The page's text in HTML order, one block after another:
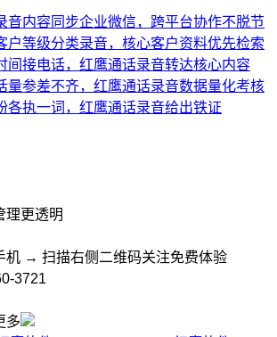
音内容同步企业微信，跨平台协作不脱节
户等级分类录音，核心客户资料优先检索
间接电话，红鹰通话录音转达核心内容
量参差不齐，红鹰通话录音数据量化考核
各执一词，红鹰通话录音给出铁证
理更透明
机 → 扫描右侧二维码关注免费体验
3721
多